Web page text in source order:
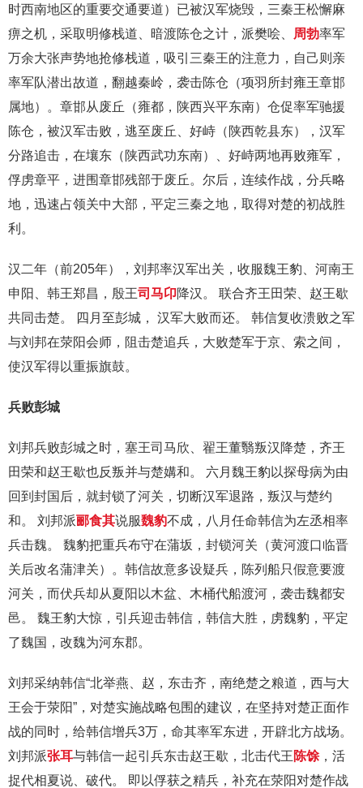
时西南地区的重要交通要道）已被汉军烧毁，三秦王松懈麻
痹之机，采取明修栈道、暗渡陈仓之计，派樊哙、
周勃率军
万余大张声势地抢修栈道，吸引三秦王的注意力，自己则亲
率军队潜出故道，翻越秦岭，袭击陈仓（项羽所封雍王章邯
属地）。章邯从废丘（雍都，陕西兴平东南）仓促率军驰援
陈仓，被汉军击败，逃至废丘、好峙（陕西乾县东），汉军
分路追击，在壤东（陕西武功东南）、好峙两地再败雍军，
俘虏章平，进围章邯残部于废丘。尔后，连续作战，分兵略
地，迅速占领关中大部，平定三秦之地，取得对楚的初战胜
利。
汉二年（前205年），刘邦率汉军出关，收服魏王豹、河南王
申阳、韩王郑昌，殷王司马卬降汉。 联合齐王田荣、赵王歇
共同击楚。 四月至彭城， 汉军大败而还。 韩信复收溃败之军
与刘邦在荥阳会师，阻击楚追兵，大败楚军于京、索之间，
使汉军得以重振旗鼓。
兵败彭城
刘邦兵败彭城之时，塞王司马欣、翟王董翳叛汉降楚，齐王
田荣和赵王歇也反叛并与楚媾和。 六月魏王豹以探母病为由
回到封国后，就封锁了河关，切断汉军退路，叛汉与楚约
和。 刘邦派郦食其说服魏豹不成，八月任命韩信为左丞相率
兵击魏。 魏豹把重兵布守在蒲坂，封锁河关（黄河渡口临晋
关后改名蒲津关）。韩信故意多设疑兵，陈列船只假意要渡
河关，而伏兵却从夏阳以木盆、木桶代船渡河，袭击魏都安
邑。 魏王豹大惊，引兵迎击韩信，韩信大胜，虏魏豹，平定
了魏国，改魏为河东郡。
刘邦采纳韩信“北举燕、赵，东击齐，南绝楚之粮道，西与大
王会于荥阳”，对楚实施战略包围的建议，在坚持对楚正面作
战的同时，给韩信增兵3万，命其率军东进，开辟北方战场。
刘邦派张耳与韩信一起引兵东击赵王歇，北击代王陈馀 ，活
捉代相夏说、破代。 即以俘获之精兵，补充在荥阳对楚作战